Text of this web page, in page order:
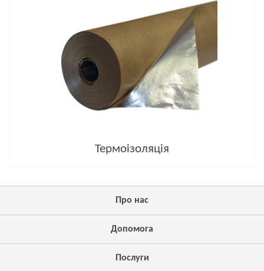
Термоізоляція
Про нас
Допомога
Послуги